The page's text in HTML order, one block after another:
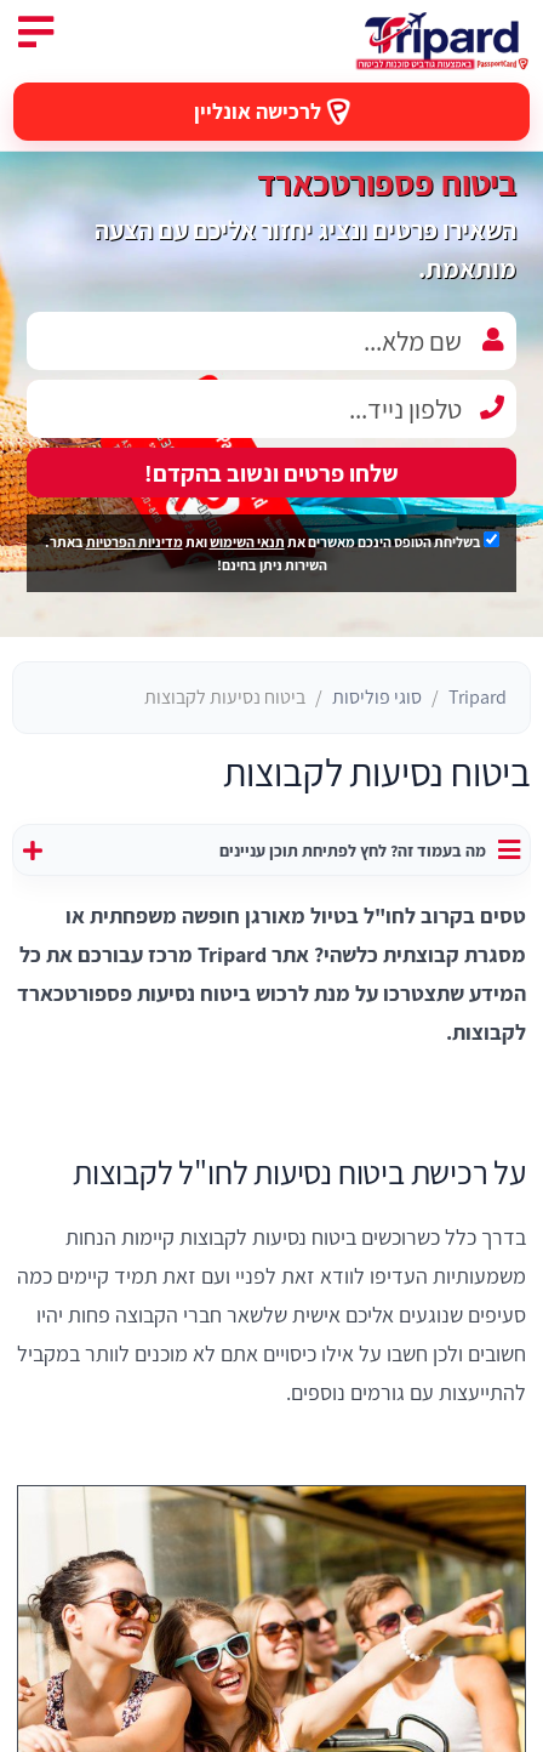
לרכישה אונליין
ביטוח פספורטכארד
השאירו פרטים ונציג יחזור אליכם עם הצעה
מותאמת.
שלחו פרטים ונשוב בהקדם!
בשליחת הטופס הינכם מאשרים אתתנאי השימושואתמדיניות הפרטיותבאתר.
השירות ניתן בחינם!
Tripard סוגי פוליסות ביטוח נסיעות לקבוצות
ביטוח נסיעות לקבוצות
מה בעמוד זה? לחץ לפתיחת תוכן עניינים
טסים בקרוב לחו"ל בטיול מאורגן חופשה משפחתית או
מסגרת קבוצתית כלשהי? אתר Tripard מרכז עבורכם את כל
המידע שתצטרכו על מנת לרכוש ביטוח נסיעות פספורטכארד
לקבוצות.
על רכישת ביטוח נסיעות לחו"ל לקבוצות
בדרך כלל כשרוכשים ביטוח נסיעות לקבוצות קיימות הנחות
משמעותיות העדיפו לוודא זאת לפניי ועם זאת תמיד קיימים כמה
סעיפים שנוגעים אליכם אישית שלשאר חברי הקבוצה פחות יהיו
חשובים ולכן חשבו על אילו כיסויים אתם לא מוכנים לוותר במקביל
להתייעצות עם גורמים נוספים.